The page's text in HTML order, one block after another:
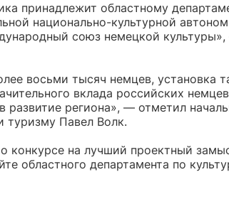
принадлежит областному
национально-культурной
союз немецкой
восьми тысяч немцев, установка
вклада российских
развитие региона», — отметил
туризму Павел Волк.
конкурсе на лучший проектный
областного департамента по